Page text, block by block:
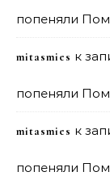
попеняли
mitasmies к
попеняли
mitasmies к
попеняли